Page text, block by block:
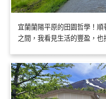
宜蘭蘭陽平原的田園哲學！
之間，我看見生活的豐盈，